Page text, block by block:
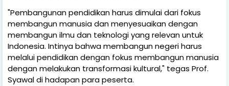
"Pembangunan pendidikan harus dimulai dari fokus
membangun manusia dan menyesuaikan dengan
membangun ilmu dan teknologi yang relevan untuk
Indonesia. Intinya bahwa membangun negeri harus
melalui pendidikan dengan fokus membangun manusia
dengan melakukan transformasi kultural," tegas Prof.
Syawal di hadapan para peserta.